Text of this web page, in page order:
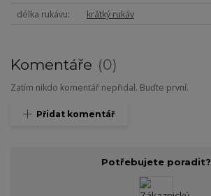
délka rukávu krátký rukáv
Komentáře 0
Zatím nikdo komentář nepřidal. Buďte první.
Přidat komentář
Potřebujete poradit?